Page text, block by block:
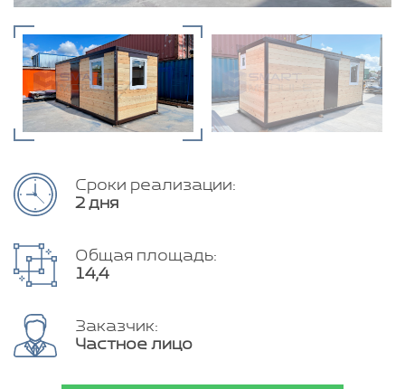
Сроки реализации:
2 дня
Общая площадь:
14,4
Заказчик:
Частное лицо